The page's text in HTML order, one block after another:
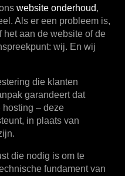
website onderhoud,
Als er een probleem is,
het aan de website of de
wij. En wij
die klanten
garandeert dat
hosting – deze
in plaats van
die nodig is om te
fundament van